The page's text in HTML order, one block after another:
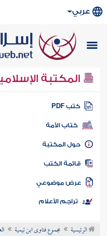
عربي
المكتبة
كتب PDF
كتاب الأمة
المكتبة
الكتب
موضوعي
تراجم الأعلام
الرئيسية مجموع فتاوى ابن تيمية